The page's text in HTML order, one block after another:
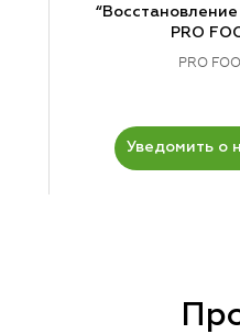
PRO
PRO
Уведомить о